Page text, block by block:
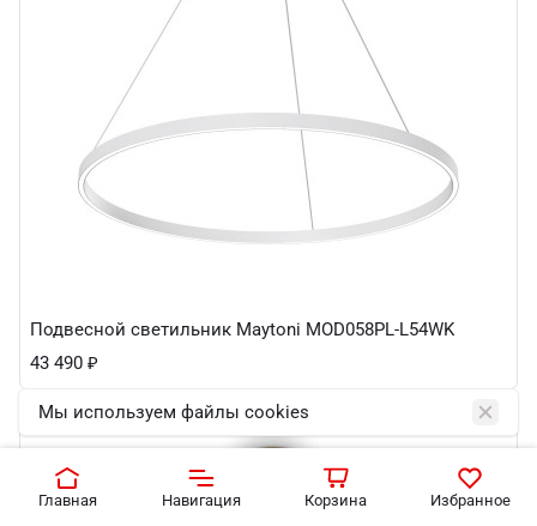
Главная Навигация Корзина Избранное
Подвесной светильник Maytoni MOD058PL-L54WK
43 490 ₽
Мы используем файлы cookies